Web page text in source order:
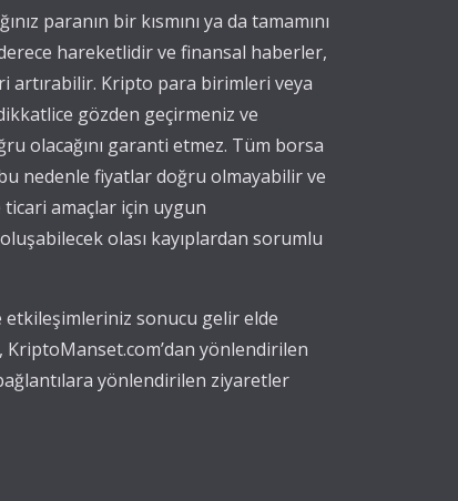
paranın bir kısmını ya da tamamını
hareketlidir ve finansal haberler,
artırabilir. Kripto para birimleri veya
gözden geçirmeniz ve
olacağını garanti etmez. Tüm borsa
nedenle fiyatlar doğru olmayabilir ve
amaçlar için uygun
olası kayıplardan sorumlu
etkileşimleriniz sonucu gelir elde
KriptoManset.com’dan yönlendirilen
yönlendirilen ziyaretler